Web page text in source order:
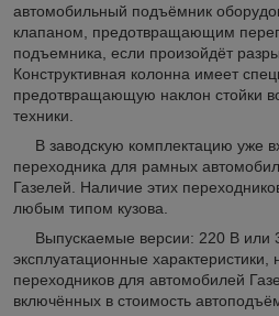
автомобильный подъёмник
клапаном, предотвращающим
подъемника, если произойдёт
Конструктивная колонна имеет
предотвращающую наклон стойки
техники.
В заводскую комплектацию уже
переходника для рамных
Газелей. Наличие этих
любым типом кузова.
Выпускаемые версии: 220 В или
эксплуатационные
переходников для автомобилей
включённых в стоимость